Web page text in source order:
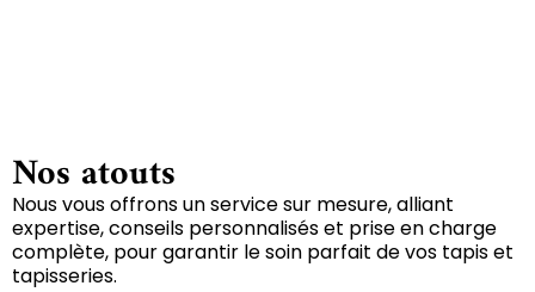
Nos atouts
Nous vous offrons un service sur mesure, alliant
expertise, conseils personnalisés et prise en charge
complète, pour garantir le soin parfait de vos tapis et
tapisseries.